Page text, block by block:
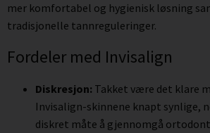
mer komfortabel og hygienisk løsning
tradisjonelle tannreguleringer.
Fordeler med Invisalign
Diskresjon: Takket være det klare
Invisalign-skinnene knapt synlige,
diskret måte å gjennomgå